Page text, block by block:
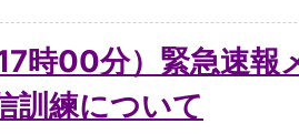
時00分）緊急速
訓練について